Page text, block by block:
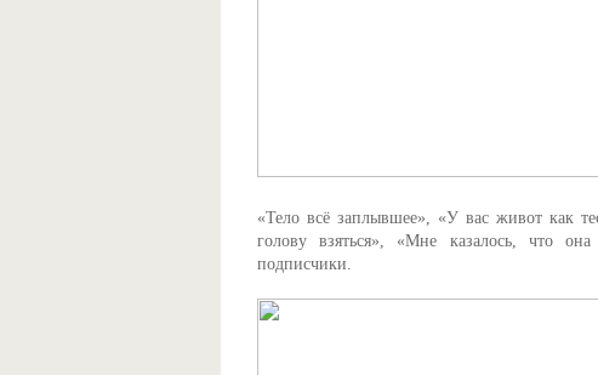
«Тело всё заплывшее», «У вас живот как
голову взяться», «Мне казалось, что
подписчики.